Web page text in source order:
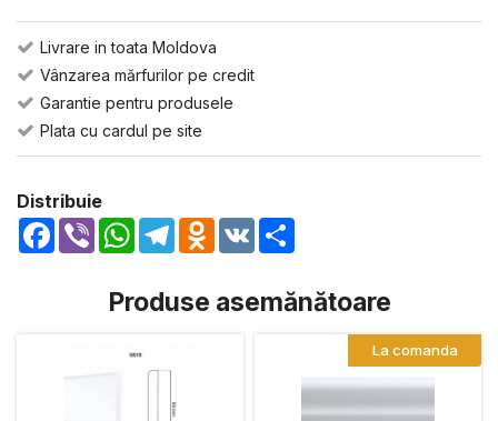
Livrare in toata Moldova
Vânzarea mărfurilor pe credit
Garantie pentru produsele
Plata cu cardul pe site
Distribuie
Facebook
Viber WhatsApp
TelegramOdnoklassniki
VK
Produse asemănătoare
La comanda